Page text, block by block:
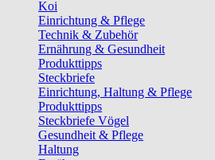
Koi
Einrichtung & Pflege
Technik & Zubehör
Ernährung & Gesundheit
Produkttipps
Steckbriefe
Einrichtung, Haltung & Pflege
Produkttipps
Steckbriefe Vögel
Gesundheit & Pflege
Haltung